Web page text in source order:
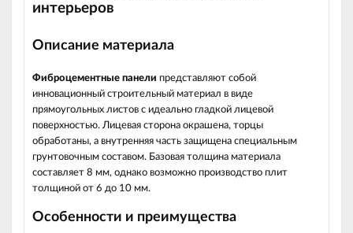
интерьеров
Описание материала
Фиброцементные панели представляют собой
инновационный строительный материал в виде
прямоугольных листов с идеально гладкой лицевой
поверхностью. Лицевая сторона окрашена, торцы
обработаны, а внутренняя часть защищена специальным
грунтовочным составом. Базовая толщина материала
составляет 8 мм, однако возможно производство плит
толщиной от 6 до 10 мм.
Особенности и преимущества